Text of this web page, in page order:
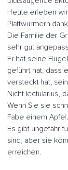
Heute erleben
Plattwürmern
Die Familie der
sehr gut
Er hat seine
geführt hat, dass
versteckt hat,
Nicht lectularius,
Wenn Sie sie
Fabe einem Apfel.
Es gibt ungefähr
sind, aber sie
erreichen.